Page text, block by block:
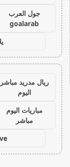
جول العرب
goalarab
ريال مدريد مباشر
اليوم
مباريات اليوم
مباشر